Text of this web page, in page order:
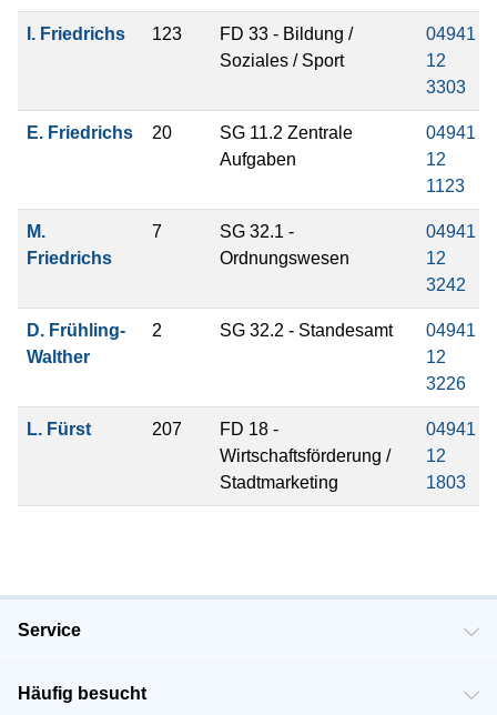
I. Friedrichs 123
FD 33 - Bildung /
Soziales / Sport
04941
12
3303
E. Friedrichs 20
SG 11.2 Zentrale
Aufgaben
04941
12
1123
M.
Friedrichs
7
SG 32.1 -
Ordnungswesen
04941
12
3242
D. Frühling-
Walther
2 SG 32.2 - Standesamt
04941
12
3226
L. Fürst 207
FD 18 -
Wirtschaftsförderung /
Stadtmarketing
04941
12
1803
Service
Häufig besucht